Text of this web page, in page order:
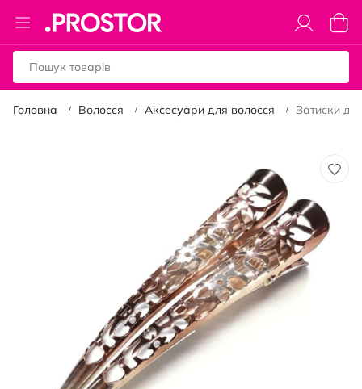
Toggle
Nav
Кошик
Головна Волосся Аксесуари для волосся Затиски